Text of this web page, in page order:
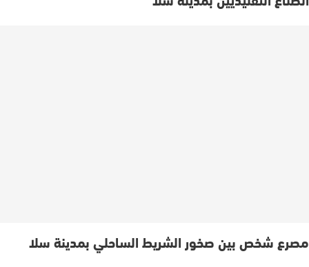
مصرع شخص بين صخور الشريط الساحلي بمدينة سلا